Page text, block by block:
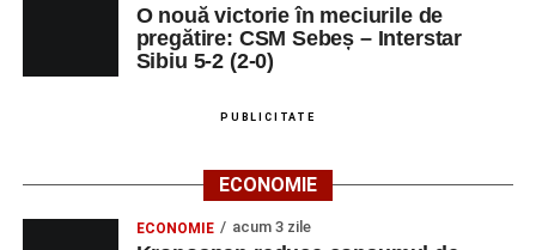
O nouă victorie în meciurile de
pregătire: CSM Sebeș – Interstar
Sibiu 5-2 (2-0)
PUBLICITATE
ECONOMIE
ECONOMIE acum 3 zile